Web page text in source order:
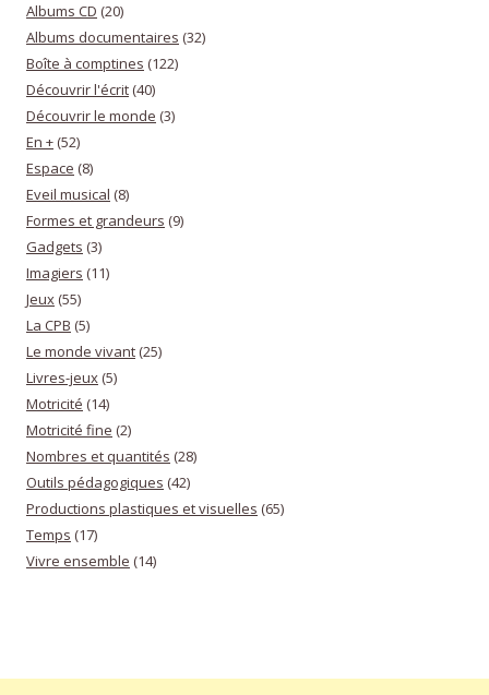
Albums CD (20)
Albums documentaires (32)
Boîte à comptines (122)
Découvrir l'écrit (40)
Découvrir le monde (3)
En + (52)
Espace (8)
Eveil musical (8)
Formes et grandeurs (9)
Gadgets (3)
Imagiers (11)
Jeux (55)
La CPB (5)
Le monde vivant (25)
Livres-jeux (5)
Motricité (14)
Motricité fine (2)
Nombres et quantités (28)
Outils pédagogiques (42)
Productions plastiques et visuelles (65)
Temps (17)
Vivre ensemble (14)